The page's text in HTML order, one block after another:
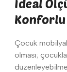
İdeal
Konforlu
Çocuk
olması;